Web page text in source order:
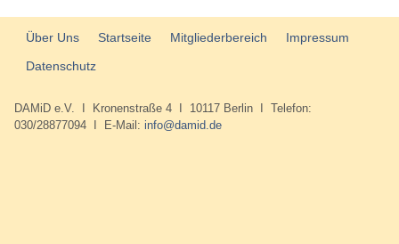
Über Uns Startseite Mitgliederbereich
Impressum
Datenschutz
DAMiD e.V. I Kronenstraße 4 I 10117 Berlin I Telefon:
030/28877094 I E-Mail: info@damid.de